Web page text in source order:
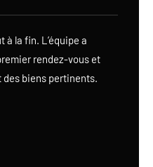
à la fin. L’équipe a
rendez-vous et
des biens pertinents.